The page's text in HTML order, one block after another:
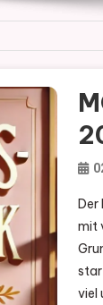
Der
mit
viel